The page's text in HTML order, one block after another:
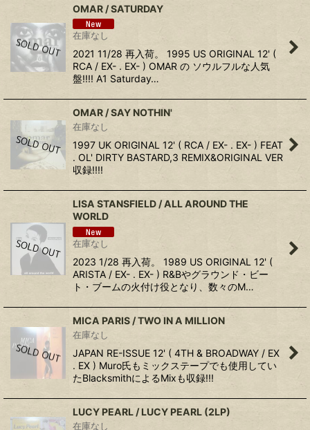
OMAR / SATURDAY
在庫なし
2021 11/28 再入荷。 1995 US ORIGINAL 12' (
RCA / EX- . EX- ) OMAR の ソウルフルな人気
盤!!!! A1 Saturday…
OMAR / SAY NOTHIN'
在庫なし
1997 UK ORIGINAL 12' ( RCA / EX- . EX- ) FEAT
. OL' DIRTY BASTARD,3 REMIX&ORIGINAL VER
収録!!!!
LISA STANSFIELD / ALL AROUND THE
WORLD
在庫なし
2023 1/28 再入荷。 1989 US ORIGINAL 12' (
ARISTA / EX- . EX- ) R&Bやグラウンド・ビー
ト・ブームの火付け役となり、数々のM…
MICA PARIS / TWO IN A MILLION
在庫なし
JAPAN RE-ISSUE 12' ( 4TH & BROADWAY / EX
. EX ) Muro氏もミックステープでも使用してい
たBlacksmithによるMixも収録!!!
LUCY PEARL / LUCY PEARL (2LP)
在庫なし